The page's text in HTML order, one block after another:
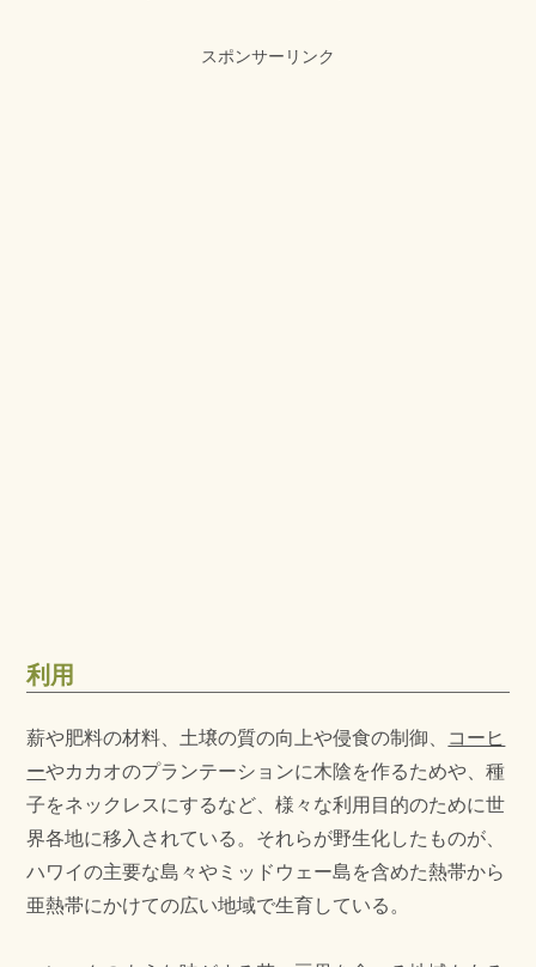
スポンサーリンク
利用
薪や肥料の材料、土壌の質の向上や侵食の制御、 コーヒ
ーやカカオのプランテーションに木陰を作るためや、種
子をネックレスにするなど、様々な利用目的のために世
界各地に移入されている。それらが野生化したものが、
ハワイの主要な島々やミッドウェー島を含めた熱帯から
亜熱帯にかけての広い地域で生育している。